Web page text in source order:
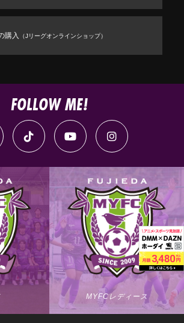
購入 （Jリーグオンラインショップ）
FOLLOW ME!
MYFCレディース